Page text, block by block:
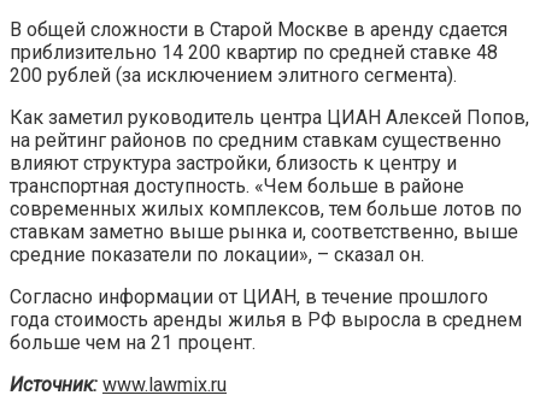
В общей сложности в Старой Москве в аренду сдается
приблизительно 14 200 квартир по средней ставке 48
200 рублей (за исключением элитного сегмента).
Как заметил руководитель центра ЦИАН Алексей Попов,
на рейтинг районов по средним ставкам существенно
влияют структура застройки, близость к центру и
транспортная доступность. «Чем больше в районе
современных жилых комплексов, тем больше лотов по
ставкам заметно выше рынка и, соответственно, выше
средние показатели по локации», – сказал он.
Согласно информации от ЦИАН, в течение прошлого
года стоимость аренды жилья в РФ выросла в среднем
больше чем на 21 процент.
Источник: www.lawmix.ru